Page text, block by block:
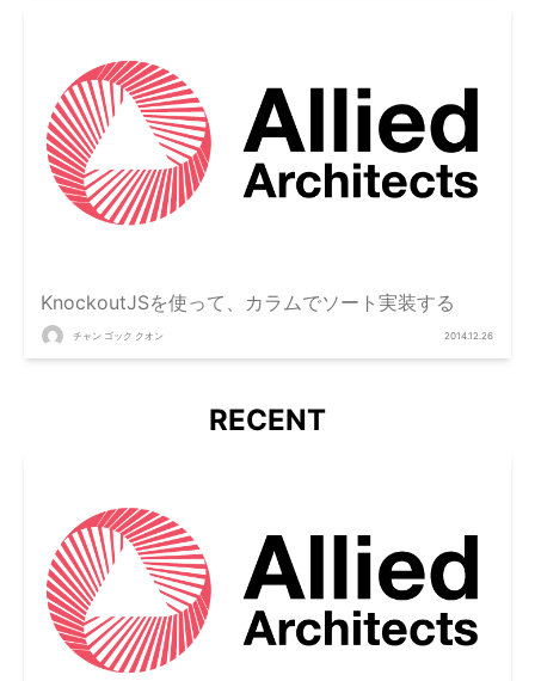
KnockoutJSを使って、カラムでソート実装する
チャン ゴック クオン 2014.12.26
RECENT